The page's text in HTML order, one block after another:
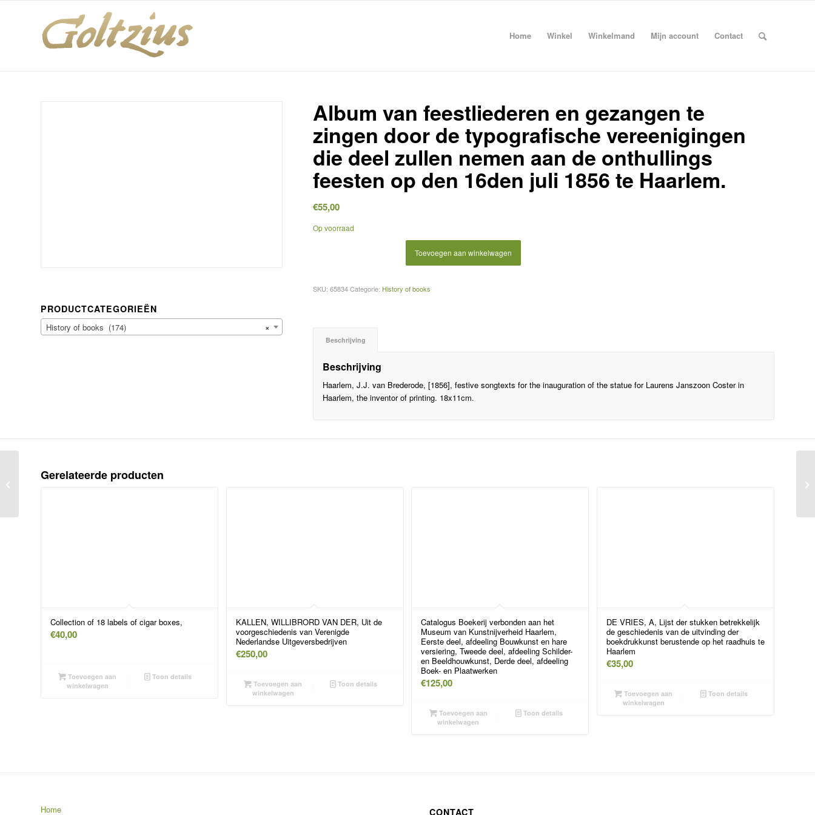
Home Winkel Winkelmand Mijn account Contact
PRODUCTCATEGORIEËN
×
History of books (174)
Album van feestliederen en gezangen te
zingen door de typografische vereenigingen
die deel zullen nemen aan de onthullings
feesten op den 16den juli 1856 te Haarlem.
€55,00
Op voorraad
Toevoegen aan winkelwagen
SKU:65834 Categorie: History of books
Beschrijving
Beschrijving
Haarlem, J.J. van Brederode, [1856], festive songtexts for the inauguration of the statue for Laurens Janszoon Coster in
Haarlem, the inventor of printing. 18x11cm.
Gerelateerde producten
Collection of 18 labels of cigar boxes,
€40,00
Toevoegen aan
winkelwagen
Toon details
KALLEN, WILLIBRORD VAN DER, Uit de
voorgeschiedenis van Verenigde
Nederlandse Uitgeversbedrijven
€250,00
Toevoegen aan
winkelwagen
Toon details
Catalogus Boekerij verbonden aan het
Museum van Kunstnijverheid Haarlem,
Eerste deel, afdeeling Bouwkunst en hare
versiering, Tweede deel, afdeeling Schilder-
en Beeldhouwkunst, Derde deel, afdeeling
Boek- en Plaatwerken
€125,00
Toevoegen aan
winkelwagen
Toon details
DE VRIES, A, Lijst der stukken betrekkelijk
de geschiedenis van de uitvinding der
boekdrukkunst berustende op het raadhuis te
Haarlem
€35,00
Toevoegen aan
winkelwagen
Toon details
Home CONTACT
Naamlijst der overledenen en
gehuwden benevens het getal der